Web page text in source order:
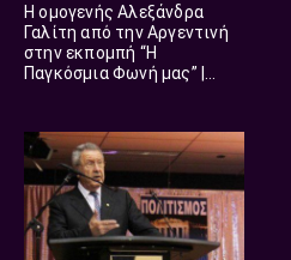
Η ομογενής Αλεξάνδρα
Γαλίτη από την Αργεντινή
στην εκπομπή “Η
Παγκόσμια Φωνή μας” |